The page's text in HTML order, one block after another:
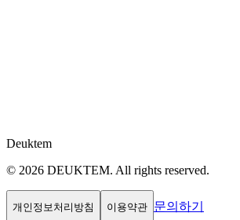
Deuktem
© 2026 DEUKTEM. All rights reserved.
개인정보처리방침 이용약관 문의하기